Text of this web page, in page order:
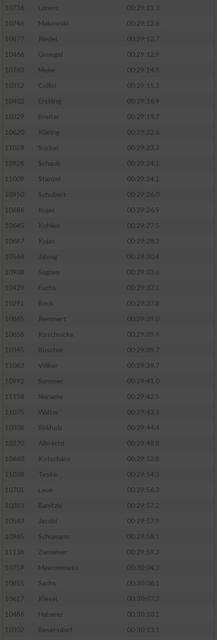
10736 Lorenz
00:29:11.3
10746
Makowski
00:29:12.6
10877
Riedel
00:29:12.7
10466
Groegel
00:29:12.9
10763
Meier
00:29:14.5
10352
Collisi
00:29:15.3
10402
Erstling
00:29:16.9
10329
Breiter
00:29:19.7
10620
Kläring
00:29:22.6
11028
Sücker
00:29:23.3
10926
Schaub
00:29:24.1
11009
Stanzel
00:29:24.1
10950
Schubert
00:29:26.0
10686
Kujas
00:29:26.9
10645
Kohlen
00:29:27.5
10687
Kujas
00:29:28.3
10564
Jähnig
00:29:30.4
10908
Saglam
00:29:33.6
10429
Fuchs
00:29:37.1
10291
Beck
00:29:37.8
10865
Remmert
00:29:39.0
10658
Koschnicke
00:29:39.4
10345
Büscher
00:29:39.7
11063
Völker
00:29:39.7
10992
Sommer
00:29:41.0
11158
Noname
00:29:42.5
11075
Walter
00:29:43.3
10308
Birkholz
00:29:44.4
10270
Albrecht
00:29:48.8
10660
Kotschate
00:29:52.8
11038
Teske
00:29:54.3
10701
Laue
00:29:56.3
10283
Banitzki
00:29:57.2
10563
Jacobi
00:29:57.9
10965
Schumann
00:29:58.1
11136
Ziesemer
00:29:59.3
10759
Mavrommatis
00:30:04.3
10855
Sachs
00:30:06.1
10617
Kiesel
00:30:07.3
10486
Haberer
00:30:10.1
10302
Beyersdorf
00:30:13.1